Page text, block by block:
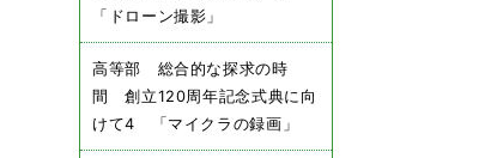
「ドローン撮影」
高等部 総合的な探求の時
間 創立120周年記念式典に向
けて4 「マイクラの録画」